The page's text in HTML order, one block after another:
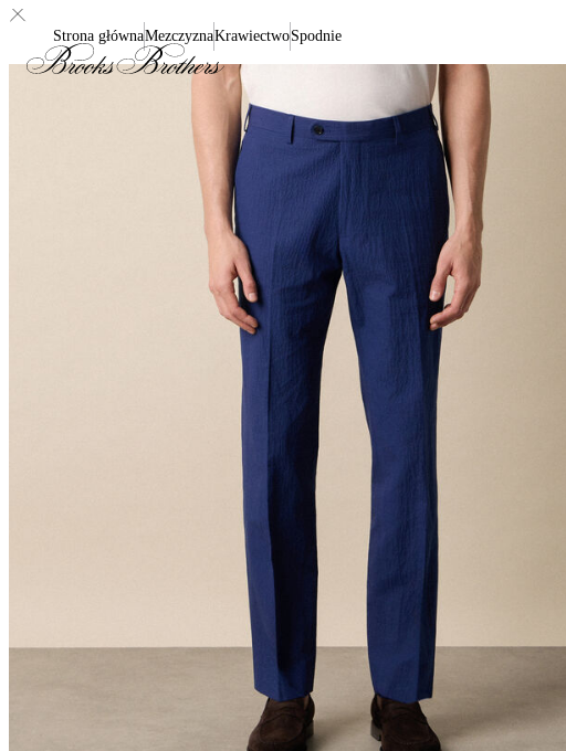
Strona głównaMezczyznaKrawiectwoSpodnie